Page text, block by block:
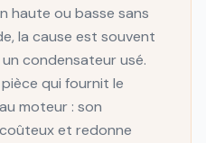
haute ou basse sans
la cause est souvent
condensateur usé.
qui fournit le
moteur : son
et redonne